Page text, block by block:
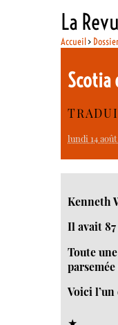
La
Accueil>
Scotia
lundi 14
Kenneth
Il avait 87
Toute
Voici